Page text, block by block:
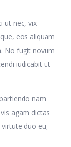
ut nec, vix
eos aliquam
No fugit novum
iudicabit ut
nam
agam dictas
duo eu,